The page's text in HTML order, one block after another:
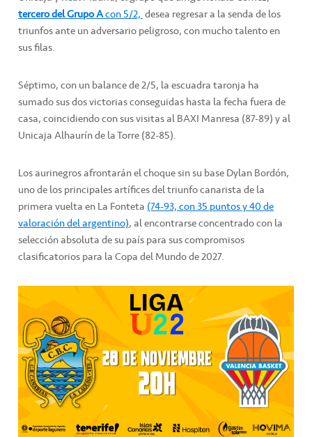
tercero del Grupo Acon 5/2,desea regresar a la senda de los
triunfos ante un adversario peligroso, con mucho talento en
sus filas.
Séptimo, con un balance de 2/5, la escuadra taronja ha
sumado sus dos victorias conseguidas hasta la fecha fuera de
casa, coincidiendo con sus visitas al BAXI Manresa (87-89) y al
Unicaja Alhaurín de la Torre (82-85).
Los aurinegros afrontarán el choque sin su base Dylan Bordón,
uno de los principales artífices del triunfo canarista de la
primera vuelta en La Fonteta(74-93, con 35 puntos y 40 de
valoración del argentino), al encontrarse concentrado con la
selección absoluta de su país para sus compromisos
clasificatorios para la Copa del Mundo de 2027.